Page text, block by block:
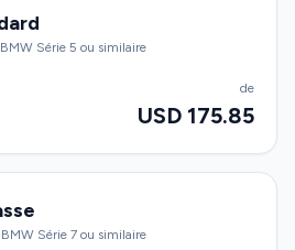
Série 5 ou similaire
de
USD 175.85
Série 7 ou similaire